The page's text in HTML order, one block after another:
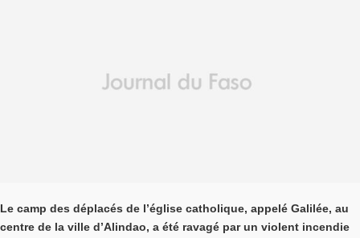
Le camp des déplacés de l’église catholique, appelé Galilée, au
centre de la ville d’Alindao, a été ravagé par un violent incendie